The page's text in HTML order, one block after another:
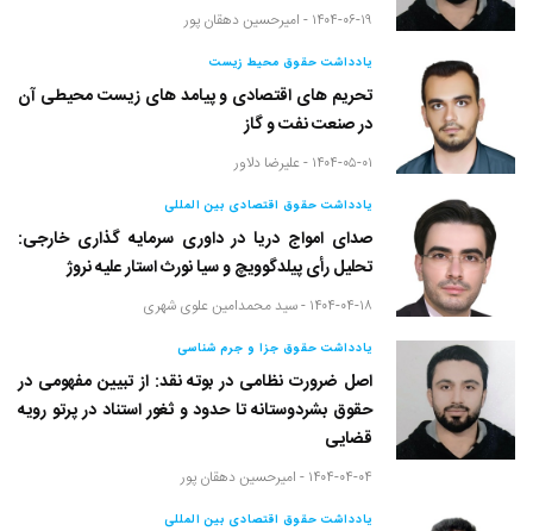
۱۴۰۴-۰۶-۱۹ - امیرحسین دهقان پور
یادداشت حقوق محیط زیست
تحریم های اقتصادی و پیامد های زیست محیطی آن
در صنعت نفت و گاز
۱۴۰۴-۰۵-۰۱ - علیرضا دلاور
یادداشت حقوق اقتصادی بین المللی
صدای امواج دریا در داوری سرمایه گذاری خارجی:
تحلیل رأی پیلدگوویچ و سیا نورث استار علیه نروژ
۱۴۰۴-۰۴-۱۸ - سید محمدامین علوی شهری
یادداشت حقوق جزا و جرم شناسی
اصل ضرورت نظامی در بوته نقد: از تبیین مفهومی در
حقوق بشردوستانه تا حدود و ثغور استناد در پرتو رویه
قضایی
۱۴۰۴-۰۴-۰۴ - امیرحسین دهقان پور
یادداشت حقوق اقتصادی بین المللی